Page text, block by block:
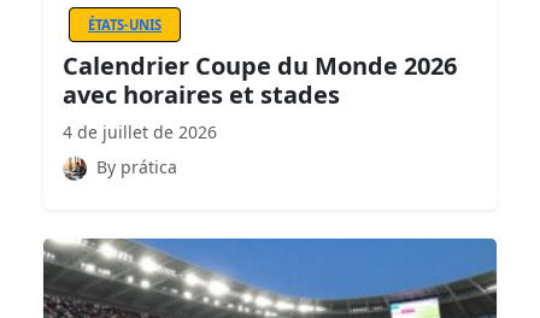
ÉTATS-UNIS
Calendrier Coupe du Monde 2026
avec horaires et stades
4 de juillet de 2026
By prática